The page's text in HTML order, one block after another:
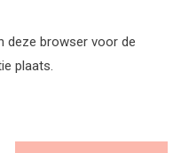
deze browser voor de
plaats.